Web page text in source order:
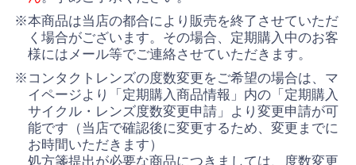
※本商品は当店の都合により販売を終了させていただ
く場合がございます。その場合、定期購入中のお客
様にはメール等でご連絡させていただきます。
※コンタクトレンズの度数変更をご希望の場合は、マ
イページより「定期購入商品情報」内の「定期購入
サイクル・レンズ度数変更申請」より変更申請が可
能です（当店で確認後に変更するため、変更までに
お時間いただきます）
処方箋提出が必要な商品につきましては、度数変更